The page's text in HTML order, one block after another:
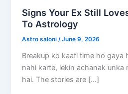
Signs Your Ex Still
To Astrology
Astro saloni/June 9, 2026
Breakup ko kaafi time ho gaya
nahi karte, lekin achanak unka
hai. The stories are […]